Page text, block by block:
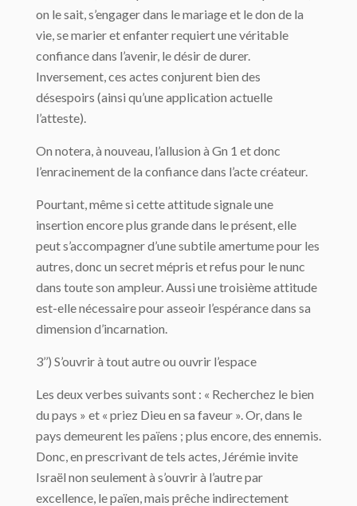
on le sait, s’engager dans le mariage et le don de la
vie, se marier et enfanter requiert une véritable
confiance dans l’avenir, le désir de durer.
Inversement, ces actes conjurent bien des
désespoirs (ainsi qu’une application actuelle
l’atteste).
On notera, à nouveau, l’allusion à Gn 1 et donc
l’enracinement de la confiance dans l’acte créateur.
Pourtant, même si cette attitude signale une
insertion encore plus grande dans le présent, elle
peut s’accompagner d’une subtile amertume pour les
autres, donc un secret mépris et refus pour le nunc
dans toute son ampleur. Aussi une troisième attitude
est-elle nécessaire pour asseoir l’espérance dans sa
dimension d’incarnation.
3’’) S’ouvrir à tout autre ou ouvrir l’espace
Les deux verbes suivants sont : « Recherchez le bien
du pays » et « priez Dieu en sa faveur ». Or, dans le
pays demeurent les païens ; plus encore, des ennemis.
Donc, en prescrivant de tels actes, Jérémie invite
Israël non seulement à s’ouvrir à l’autre par
excellence, le païen, mais prêche indirectement